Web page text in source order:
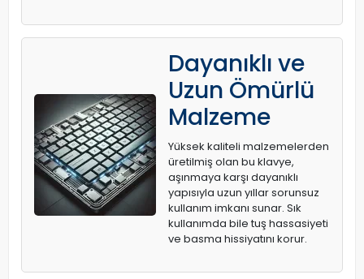
Dayanıklı ve
Uzun Ömürlü
Malzeme
Yüksek kaliteli malzemelerden
üretilmiş olan bu klavye,
aşınmaya karşı dayanıklı
yapısıyla uzun yıllar sorunsuz
kullanım imkanı sunar. Sık
kullanımda bile tuş hassasiyeti
ve basma hissiyatını korur.